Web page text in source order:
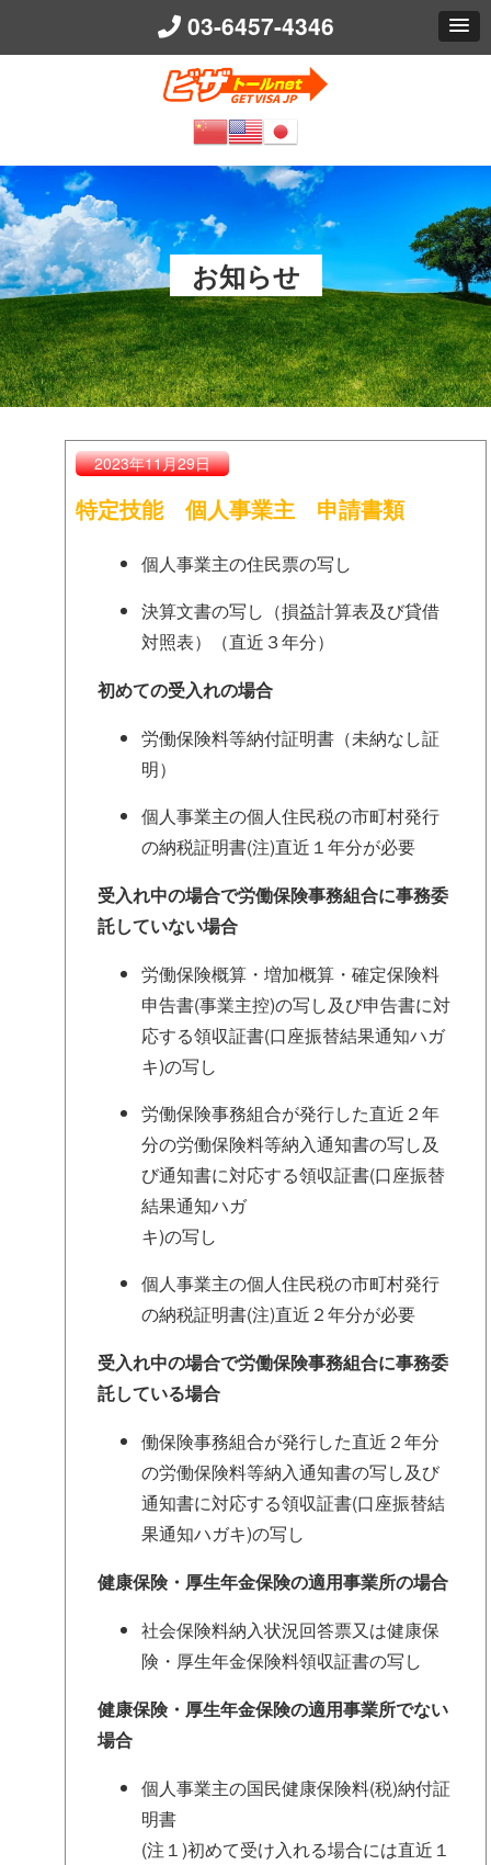
03-6457-4346
お知らせ
2023年11月29日
特定技能 個人事業主 申請書類
個人事業主の住民票の写し
決算文書の写し（損益計算表及び貸借
対照表）（直近３年分）
初めての受入れの場合
労働保険料等納付証明書（未納なし証
明）
個人事業主の個人住民税の市町村発行
の納税証明書(注)直近１年分が必要
受入れ中の場合で労働保険事務組合に事務委
託していない場合
労働保険概算・増加概算・確定保険料
申告書(事業主控)の写し及び申告書に対
応する領収証書(口座振替結果通知ハガ
キ)の写し
労働保険事務組合が発行した直近２年
分の労働保険料等納入通知書の写し及
び通知書に対応する領収証書(口座振替
結果通知ハガ
キ)の写し
個人事業主の個人住民税の市町村発行
の納税証明書(注)直近２年分が必要
受入れ中の場合で労働保険事務組合に事務委
託している場合
働保険事務組合が発行した直近２年分
の労働保険料等納入通知書の写し及び
通知書に対応する領収証書(口座振替結
果通知ハガキ)の写し
健康保険・厚生年金保険の適用事業所の場合
社会保険料納入状況回答票又は健康保
険・厚生年金保険料領収証書の写し
健康保険・厚生年金保険の適用事業所でない
場合
個人事業主の国民健康保険料(税)納付証
明書
(注１)初めて受け入れる場合には直近１